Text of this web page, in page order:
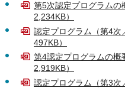
第5次認定プログラムの
2,234KB）
認定プログラム（第4次
497KB）
第4認定プログラムの概
2,919KB）
認定プログラム（第3次